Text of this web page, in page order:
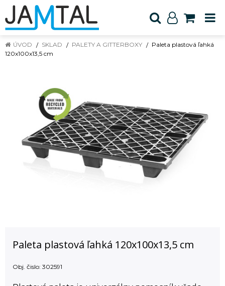
ÚVOD SKLAD PALETY A GITTERBOXY
Paleta plastová ľahká
120x100x13,5 cm
Paleta plastová ľahká 120x100x13,5 cm
Obj. čislo: 302591